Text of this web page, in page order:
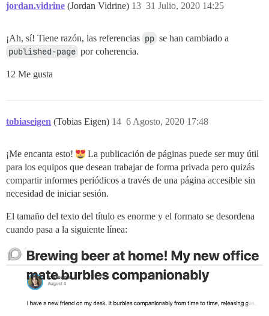
jordan.vidrine (Jordan Vidrine) 31 Julio, 2020 14:25
13
¡Ah, sí! Tiene razón, las referencias pp se han cambiado a
published-page por coherencia.
12 Me gusta
tobiaseigen (Tobias Eigen) 6 Agosto, 2020 17:48
14
¡Me encanta esto!
La publicación de páginas puede ser muy útil
para los equipos que desean trabajar de forma privada pero quizás
compartir informes periódicos a través de una página accesible sin
necesidad de iniciar sesión.
El tamaño del texto del título es enorme y el formato se desordena
cuando pasa a la siguiente línea: